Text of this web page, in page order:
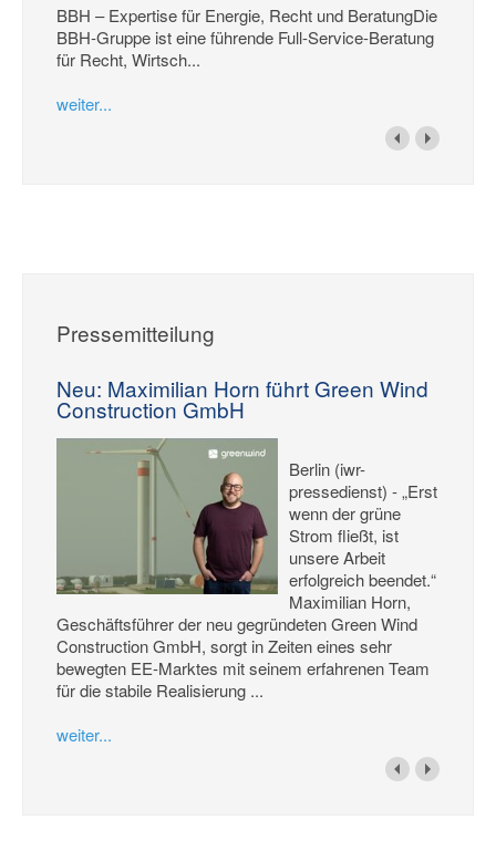
BBH – Expertise für Energie, Recht und BeratungDie
BBH-Gruppe ist eine führende Full-Service-Beratung
für Recht, Wirtsch...
weiter...
Pressemitteilung
Neu: Maximilian Horn führt Green Wind
Construction GmbH
Berlin (iwr-
pressedienst) - „Erst
wenn der grüne
Strom fließt, ist
unsere Arbeit
erfolgreich beendet.“
Maximilian Horn,
Geschäftsführer der neu gegründeten Green Wind
Construction GmbH, sorgt in Zeiten eines sehr
bewegten EE-Marktes mit seinem erfahrenen Team
für die stabile Realisierung ...
weiter...